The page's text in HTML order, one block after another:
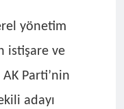
yönetim
istişare ve
Parti’nin
adayı